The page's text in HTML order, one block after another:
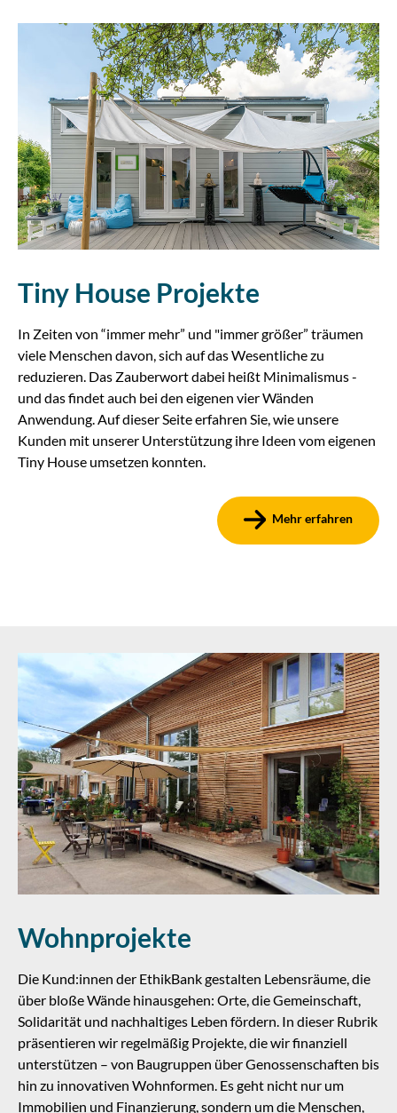
Tiny House Projekte
In Zeiten von “immer mehr” und "immer größer” träumen
viele Menschen davon, sich auf das Wesentliche zu
reduzieren. Das Zauberwort dabei heißt Minimalismus -
und das findet auch bei den eigenen vier Wänden
Anwendung. Auf dieser Seite erfahren Sie, wie unsere
Kunden mit unserer Unterstützung ihre Ideen vom eigenen
Tiny House umsetzen konnten.
Mehr erfahren
Wohnprojekte
Die Kund:innen der EthikBank gestalten Lebensräume, die
über bloße Wände hinausgehen: Orte, die Gemeinschaft,
Solidarität und nachhaltiges Leben fördern. In dieser Rubrik
präsentieren wir regelmäßig Projekte, die wir finanziell
unterstützen – von Baugruppen über Genossenschaften bis
hin zu innovativen Wohnformen. Es geht nicht nur um
Immobilien und Finanzierung, sondern um die Menschen,